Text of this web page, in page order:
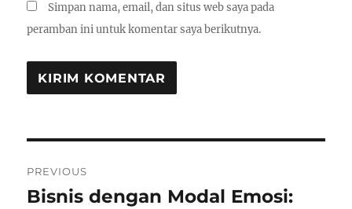
Simpan nama, email, dan situs web saya pada
peramban ini untuk komentar saya berikutnya.
pos
PREVIOUS
Previous
Bisnis dengan Modal Emosi: